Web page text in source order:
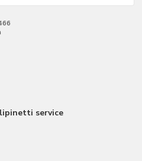
service